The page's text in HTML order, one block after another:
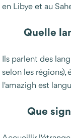
en Libye et au
Quelle
Ils parlent des
selon les
l'amazigh est
Que